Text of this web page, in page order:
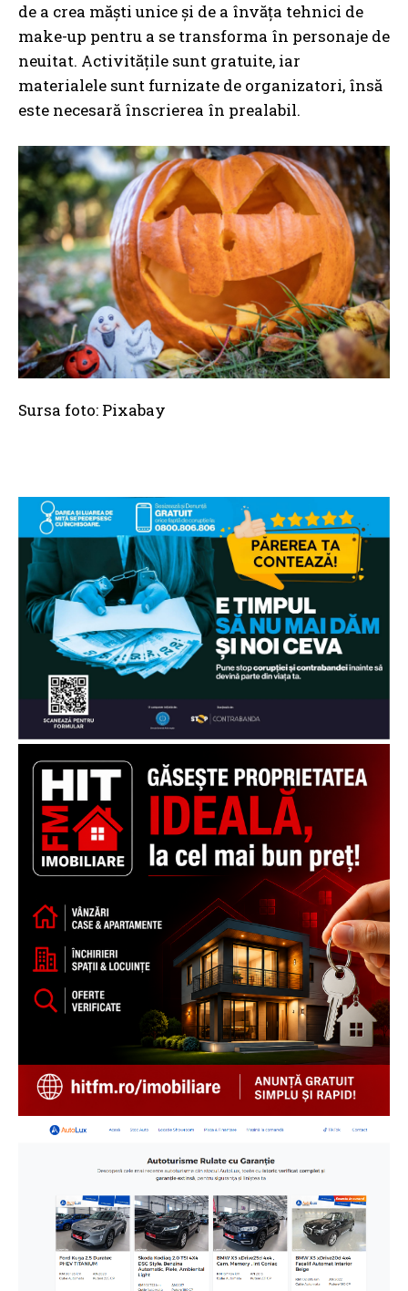
de a crea măști unice și de a învăța tehnici de
make-up pentru a se transforma în personaje de
neuitat. Activitățile sunt gratuite, iar
materialele sunt furnizate de organizatori, însă
este necesară înscrierea în prealabil.
Sursa foto: Pixabay